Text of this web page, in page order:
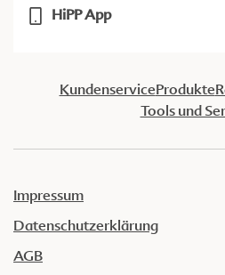
HiPP App
KundenserviceProdukte
Tools und
Impressum
Datenschutzerklärung
AGB